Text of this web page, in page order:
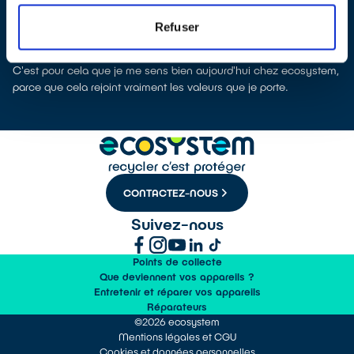
Refuser
à fait ce que je retrouve aujourd'hui en aidant les acteurs de
l'économie sociale et solidaire avec lesquels j'interagis. En plus
déchets, et donc de limiter les émissions de CO2 en général.
C'est pour cela que je me sens bien aujourd'hui chez ecosystem,
parce que cela rejoint vraiment les valeurs que je porte.
CONTACTEZ-NOUS
Suivez-nous
Points de collecte
Que deviennent vos appareils ?
Entretenir et réparer vos appareils
Réparateurs
©2026 ecosystem
Mentions légales et CGU